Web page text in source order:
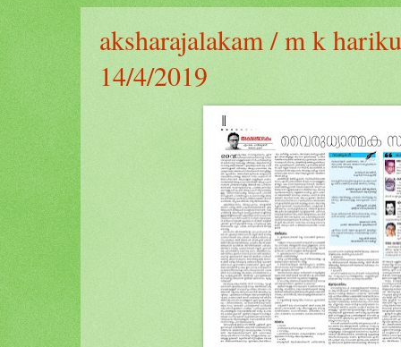
aksharajalakam / m k
14/4/2019